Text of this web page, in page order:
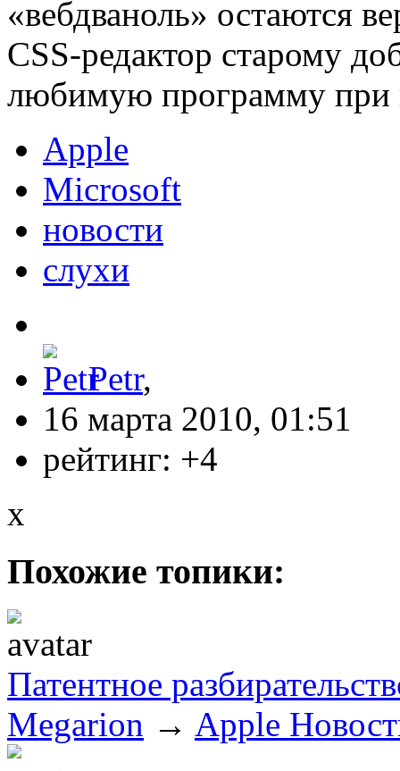
«вебдваноль» остаются
CSS-редактор старому
любимую программу при
Apple
Microsoft
новости
слухи
Petr,
16 марта 2010, 01:51
рейтинг: +4
x
Похожие топики:
Патентное
Megarion → Apple